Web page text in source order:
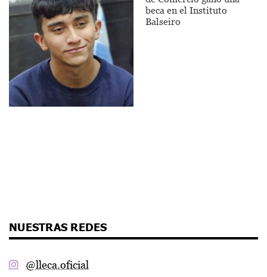
beca en el Instituto
Balseiro
NUESTRAS REDES
@lleca.oficial